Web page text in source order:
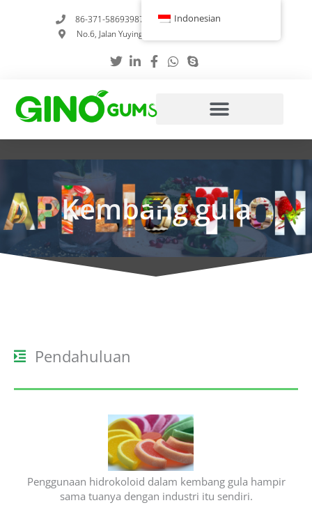
86-371-58693987
info@gumstabilizer.com
No.6, Jalan Yuying, Zhengzhou, Henan, Tiongkok
Kembang gula
Pendahuluan
Penggunaan hidrokoloid dalam kembang gula hampir
sama tuanya dengan industri itu sendiri.
Indonesian